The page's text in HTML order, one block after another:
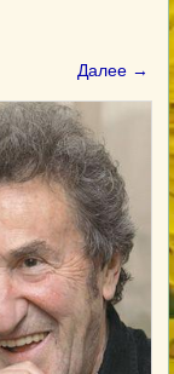
Далее →